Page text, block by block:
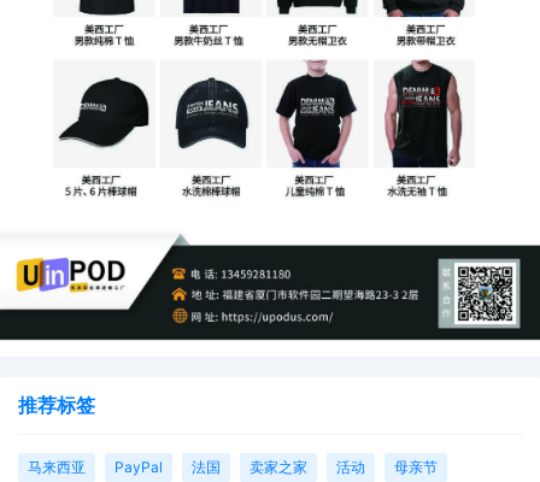
推荐标签
马来西亚 PayPal 法国 卖家之家 活动 母亲节